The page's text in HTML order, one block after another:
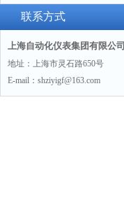
联系方式
上海自动化仪表集团有限公司
地址：上海市灵石路650号
E-mail：shziyigf@163.com